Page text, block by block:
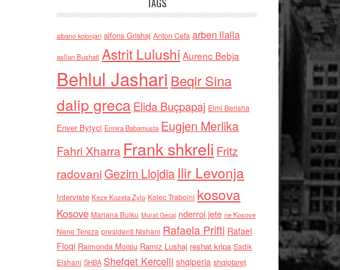
TAGS
albano kolonjari alfons Grishaj Anton Cefa arben llalla
asllan Bushati Astrit Lulushi Aurenc Bebja
Behlul Jashari Beqir Sina
dalip grecaElida Buçpapaj Elmi Berisha
Enver Bytyci Ermira Babamusta Eugjen Merlika
Fahri Xharra Frank shkreli Fritz
radovaniGezim Llojdia Ilir Levonja
Interviste Keze Kozeta Zylo Kolec Traboini kosova
Kosove Marjana Bulku Murat Gecaj nderroi jete ne Kosove
Nene Tereza presidenti Nishani Rafaela Prifti Rafael
Floqi Raimonda Moisiu Ramiz Lushaj reshat kripa Sadik
Elshani SHBA Shefqet Kercelli shqiperia shqiptaret